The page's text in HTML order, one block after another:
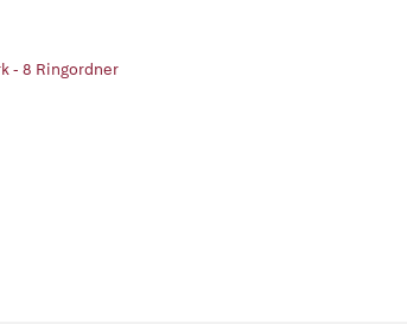
- 8 Ringordner